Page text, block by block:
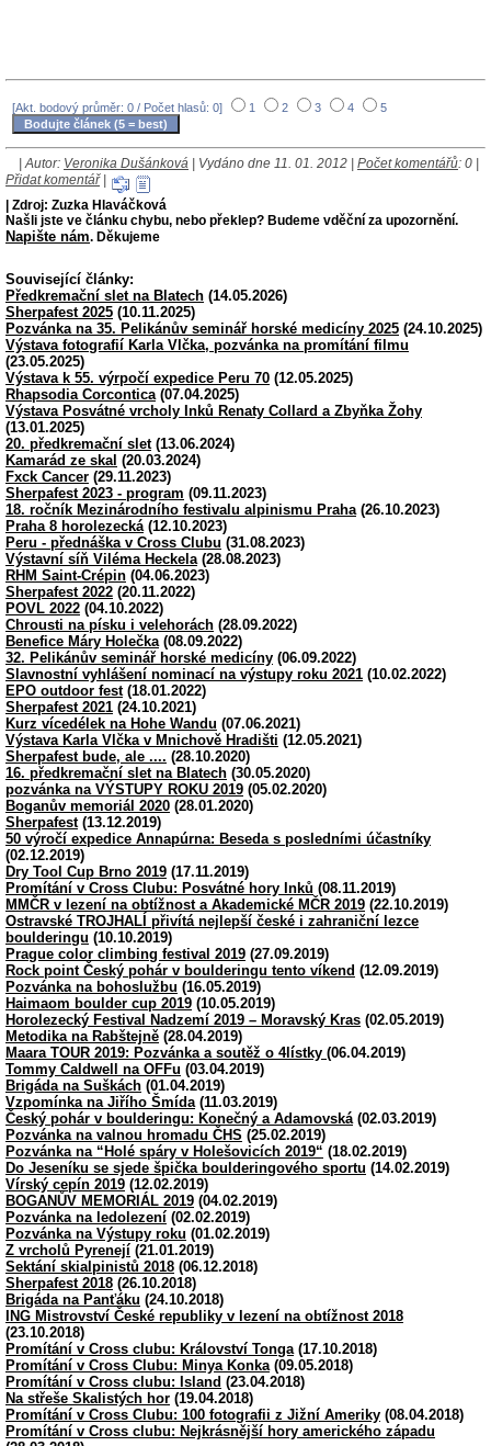
[Akt. bodový průměr: 0 / Počet hlasů: 0] 1 2 3 4 5
| Autor: Veronika Dušánková | Vydáno dne 11. 01. 2012 | Počet komentářů: 0 |
Přidat komentář|
| Zdroj: Zuzka Hlaváčková
Našli jste ve článku chybu, nebo překlep? Budeme vděční za upozornění.
Napište nám. Děkujeme
Související články:
Předkremační slet na Blatech (14.05.2026)
Sherpafest 2025 (10.11.2025)
Pozvánka na 35. Pelikánův seminář horské medicíny 2025 (24.10.2025)
Výstava fotografií Karla Vlčka, pozvánka na promítání filmu
(23.05.2025)
Výstava k 55. výrpočí expedice Peru 70 (12.05.2025)
Rhapsodia Corcontica(07.04.2025)
Výstava Posvátné vrcholy Inků Renaty Collard a Zbyňka Žohy
(13.01.2025)
20. předkremační slet(13.06.2024)
Kamarád ze skal (20.03.2024)
Fxck Cancer (29.11.2023)
Sherpafest 2023 - program (09.11.2023)
18. ročník Mezinárodního festivalu alpinismu Praha(26.10.2023)
Praha 8 horolezecká(12.10.2023)
Peru - přednáška v Cross Clubu (31.08.2023)
Výstavní síň Viléma Heckela(28.08.2023)
RHM Saint-Crépin (04.06.2023)
Sherpafest 2022 (20.11.2022)
POVL 2022 (04.10.2022)
Chrousti na písku i velehorách (28.09.2022)
Benefice Máry Holečka(08.09.2022)
32. Pelikánův seminář horské medicíny (06.09.2022)
Slavnostní vyhlášení nominací na výstupy roku 2021 (10.02.2022)
EPO outdoor fest(18.01.2022)
Sherpafest 2021 (24.10.2021)
Kurz vícedélek na Hohe Wandu (07.06.2021)
Výstava Karla Vlčka v Mnichově Hradišti (12.05.2021)
Sherpafest bude, ale .... (28.10.2020)
16. předkremační slet na Blatech (30.05.2020)
pozvánka na VÝSTUPY ROKU 2019 (05.02.2020)
Boganův memoriál 2020 (28.01.2020)
Sherpafest(13.12.2019)
50 výročí expedice Annapúrna: Beseda s posledními účastníky
(02.12.2019)
Dry Tool Cup Brno 2019 (17.11.2019)
Promítání v Cross Clubu: Posvátné hory Inků (08.11.2019)
MMČR v lezení na obtížnost a Akademické MČR 2019 (22.10.2019)
Ostravské TROJHALÍ přivítá nejlepší české i zahraniční lezce
boulderingu (10.10.2019)
Prague color climbing festival 2019 (27.09.2019)
Rock point Český pohár v boulderingu tento víkend (12.09.2019)
Pozvánka na bohoslužbu (16.05.2019)
Haimaom boulder cup 2019 (10.05.2019)
Horolezecký Festival Nadzemí 2019 – Moravský Kras (02.05.2019)
Metodika na Rabštejně (28.04.2019)
Maara TOUR 2019: Pozvánka a soutěž o 4lístky (06.04.2019)
Tommy Caldwell na OFFu (03.04.2019)
Brigáda na Suškách (01.04.2019)
Vzpomínka na Jiřího Šmída(11.03.2019)
Český pohár v boulderingu: Konečný a Adamovská(02.03.2019)
Pozvánka na valnou hromadu ČHS (25.02.2019)
Pozvánka na “Holé spáry v Holešovicích 2019“ (18.02.2019)
Do Jeseníku se sjede špička boulderingového sportu (14.02.2019)
Vírský cepín 2019 (12.02.2019)
BOGANŮV MEMORIÁL 2019 (04.02.2019)
Pozvánka na ledolezení (02.02.2019)
Pozvánka na Výstupy roku (01.02.2019)
Z vrcholů Pyrenejí (21.01.2019)
Sektání skialpinistů 2018 (06.12.2018)
Sherpafest 2018 (26.10.2018)
Brigáda na Panťáku (24.10.2018)
ING Mistrovství České republiky v lezení na obtížnost 2018
(23.10.2018)
Promítání v Cross clubu: Království Tonga(17.10.2018)
Promítání v Cross Clubu: Minya Konka(09.05.2018)
Promítání v Cross clubu: Island (23.04.2018)
Na střeše Skalistých hor (19.04.2018)
Promítání v Cross Clubu: 100 fotografii z Jižní Ameriky (08.04.2018)
Promítání v Cross clubu: Nejkrásnější hory amerického západu